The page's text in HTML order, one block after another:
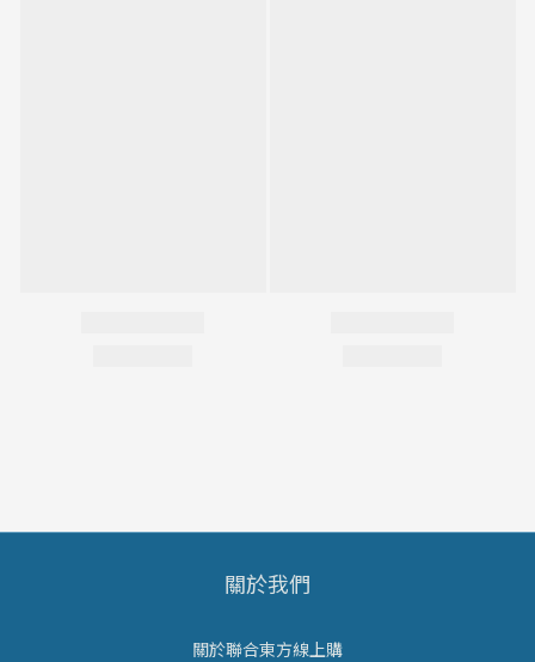
關於我們
關於聯合東方線上購